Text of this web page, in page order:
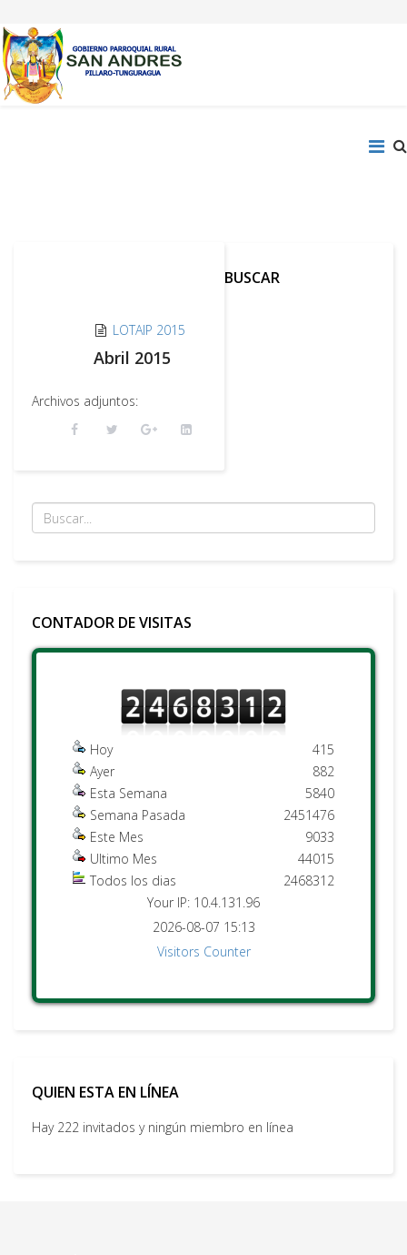
LOTAIP 2015
Abril 2015
Archivos adjuntos:
BUSCAR
CONTADOR DE VISITAS
Hoy
Ayer
Esta Semana
Semana Pasada
Este Mes
Ultimo Mes
Todos los dias
415
882
5840
2451476
9033
44015
2468312
Your IP: 10.4.131.96
2026-08-07 15:13
Visitors Counter
QUIEN ESTA EN LÍNEA
Hay 222 invitados y ningún miembro en línea